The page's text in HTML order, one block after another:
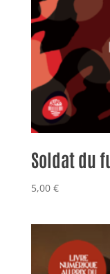
Soldat du
5,00 €